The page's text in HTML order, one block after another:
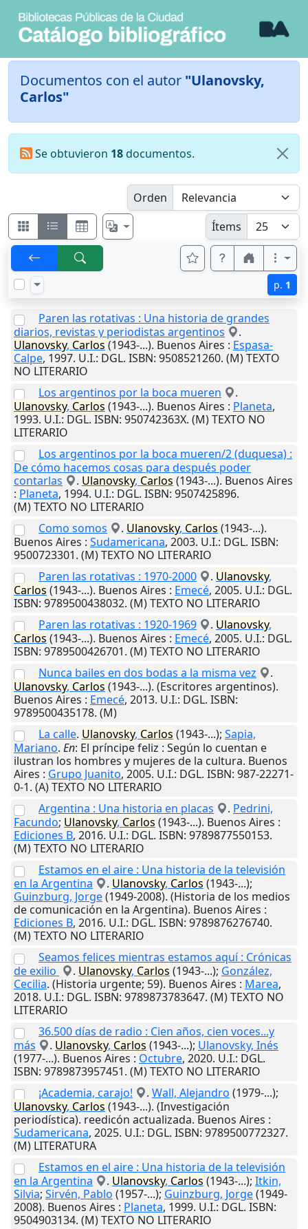
Documentos con el autor "Ulanovsky,
Carlos"
Se obtuvieron 18documentos.
Orden
Ítems
p. 1
Paren las rotativas : Una historia de grandes
diarios, revistas y periodistas argentinos
.
Ulanovsky, Carlos (1943-...). Buenos Aires : Espasa-
Calpe, 1997. U.I.: DGL. ISBN: 9508521260. (M) TEXTO
NO LITERARIO
Los argentinos por la boca mueren
.
Ulanovsky, Carlos (1943-...). Buenos Aires : Planeta,
1993. U.I.: DGL. ISBN: 950742363X. (M) TEXTO NO
LITERARIO
Los argentinos por la boca mueren/2 (duquesa) :
De cómo hacemos cosas para después poder
contarlas
. Ulanovsky, Carlos (1943-...). Buenos Aires
: Planeta, 1994. U.I.: DGL. ISBN: 9507425896.
(M) TEXTO NO LITERARIO
Como somos
. Ulanovsky, Carlos (1943-...).
Buenos Aires : Sudamericana, 2003. U.I.: DGL. ISBN:
9500723301. (M) TEXTO NO LITERARIO
Paren las rotativas : 1970-2000
. Ulanovsky,
Carlos (1943-...). Buenos Aires : Emecé, 2005. U.I.: DGL.
ISBN: 9789500438032. (M) TEXTO NO LITERARIO
Paren las rotativas : 1920-1969
. Ulanovsky,
Carlos (1943-...). Buenos Aires : Emecé, 2005. U.I.: DGL.
ISBN: 9789500426701. (M) TEXTO NO LITERARIO
Nunca bailes en dos bodas a la misma vez
.
Ulanovsky, Carlos (1943-...). (Escritores argentinos).
Buenos Aires : Emecé, 2013. U.I.: DGL. ISBN:
9789500435178. (M)
La calle. Ulanovsky, Carlos (1943-...); Sapia,
Mariano. En: El príncipe feliz : Según lo cuentan e
ilustran los hombres y mujeres de la cultura. Buenos
Aires : Grupo Juanito, 2005. U.I.: DGL. ISBN: 987-22271-
0-1. (A) TEXTO NO LITERARIO
Argentina : Una historia en placas
. Pedrini,
Facundo; Ulanovsky, Carlos (1943-...). Buenos Aires :
Ediciones B, 2016. U.I.: DGL. ISBN: 9789877550153.
(M) TEXTO NO LITERARIO
Estamos en el aire : Una historia de la televisión
en la Argentina
. Ulanovsky, Carlos (1943-...);
Guinzburg, Jorge(1949-2008). (Historia de los medios
de comunicación en la Argentina). Buenos Aires :
Ediciones B, 2016. U.I.: DGL. ISBN: 9789876276740.
(M) TEXTO NO LITERARIO
Seamos felices mientras estamos aquí : Crónicas
de exilio
. Ulanovsky, Carlos (1943-...); González,
Cecilia. (Historia urgente; 59). Buenos Aires : Marea,
2018. U.I.: DGL. ISBN: 9789873783647. (M) TEXTO NO
LITERARIO
36.500 días de radio : Cien años, cien voces...y
más
. Ulanovsky, Carlos (1943-...); Ulanovsky, Inés
(1977-...). Buenos Aires : Octubre, 2020. U.I.: DGL.
ISBN: 9789873957451. (M) TEXTO NO LITERARIO
¡Academia, carajo!
. Wall, Alejandro (1979-...);
Ulanovsky, Carlos (1943-...). (Investigación
periodística). reedicón actualizada. Buenos Aires :
Sudamericana, 2025. U.I.: DGL. ISBN: 9789500772327.
(M) LITERATURA
Estamos en el aire : Una historia de la televisión
en la Argentina
. Ulanovsky, Carlos (1943-...); Itkin,
Silvia; Sirvén, Pablo (1957-...); Guinzburg, Jorge(1949-
2008). Buenos Aires : Planeta, 1999. U.I.: DGL. ISBN:
9504903134. (M) TEXTO NO LITERARIO